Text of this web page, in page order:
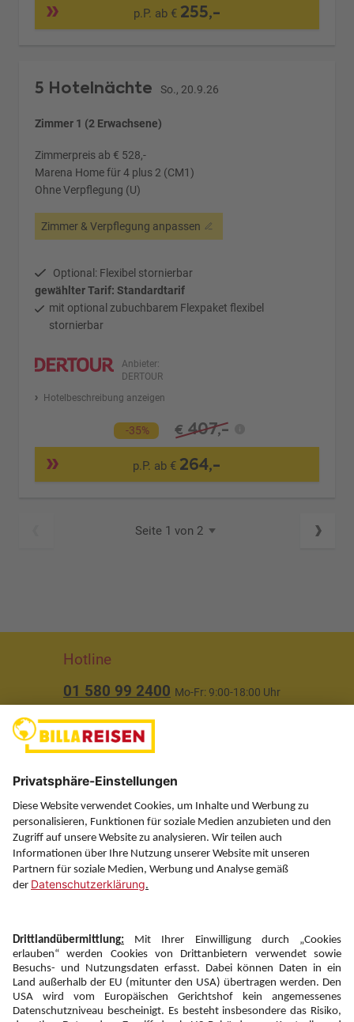
p.P. ab € 255,-
5 Hotelnächte So., 20.9.26
Zimmer 1 (2 Erwachsene)
Zimmerpreis ab € 528,-
Marena Home für 4 plus 2 (CM1)
Ohne Verpflegung (U)
Zimmer & Verpflegung anpassen
Optional: Flexibel stornierbar
gewählter Tarif: Standardtarif
mit optional zubuchbarem Flexpaket flexibel
stornierbar
Anbieter:
DERTOUR
Hotelbeschreibung anzeigen
-35% € 407,-
p.P. ab € 264,-
Seite 1 von 2
Hotline
01 580 99 2400 Mo-Fr: 9:00-18:00 Uhr
Über uns
Service
Information
Folgen Sie uns auf
Newsletter:
Anmelden